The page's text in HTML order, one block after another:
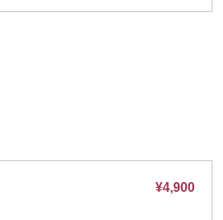
¥4,900